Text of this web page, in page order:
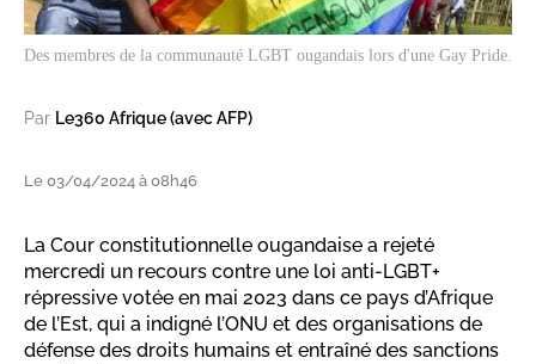
Des membres de la communauté LGBT ougandais lors d'une Gay Pride.
Par Le360 Afrique (avec AFP)
Le 03/04/2024 à 08h46
La Cour constitutionnelle ougandaise a rejeté
mercredi un recours contre une loi anti-LGBT+
répressive votée en mai 2023 dans ce pays d’Afrique
de l’Est, qui a indigné l’ONU et des organisations de
défense des droits humains et entraîné des sanctions